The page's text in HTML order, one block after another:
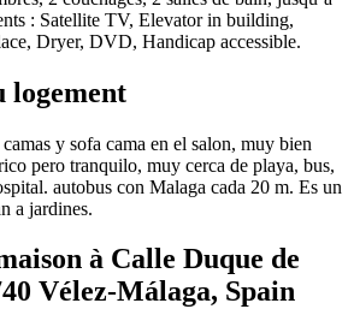
: Satellite TV, Elevator in building,
Dryer, DVD, Handicap accessible.
logement
y sofa cama en el salon, muy bien
pero tranquilo, muy cerca de playa, bus,
autobus con Malaga cada 20 m. Es un
a jardines.
à Calle Duque de
Vélez-Málaga, Spain